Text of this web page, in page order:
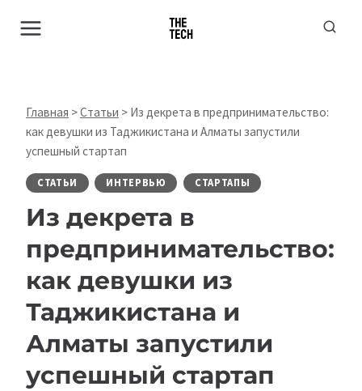
Главная >Статьи > Из декрета в предпринимательство:
как девушки из Таджикистана и Алматы запустили
успешный стартап
СТАТЬИ ИНТЕРВЬЮ СТАРТАПЫ
Из декрета в
предпринимательство:
как девушки из
Таджикистана и
Алматы запустили
успешный стартап